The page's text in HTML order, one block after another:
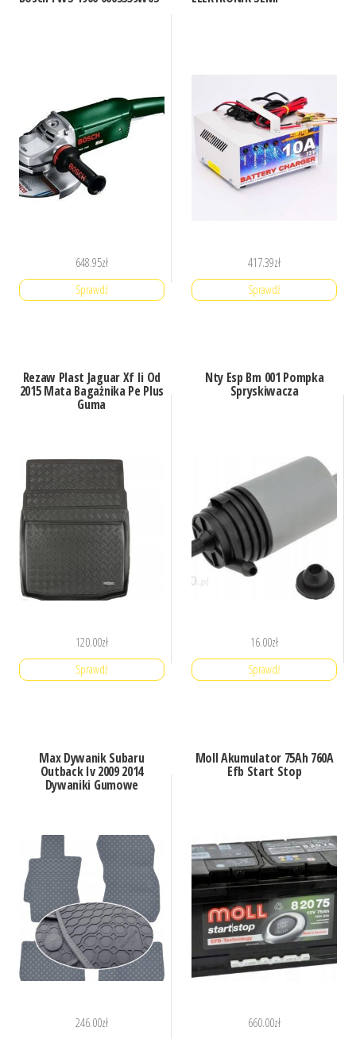
648.95zł
Sprawdź
417.39zł
Sprawdź
Rezaw Plast Jaguar Xf Ii Od
2015 Mata Bagażnika Pe Plus
Guma
120.00zł
Sprawdź
Nty Esp Bm 001 Pompka
Spryskiwacza
16.00zł
Sprawdź
Max Dywanik Subaru
Outback Iv 2009 2014
Dywaniki Gumowe
246.00zł
Moll Akumulator 75Ah 760A
Efb Start Stop
660.00zł